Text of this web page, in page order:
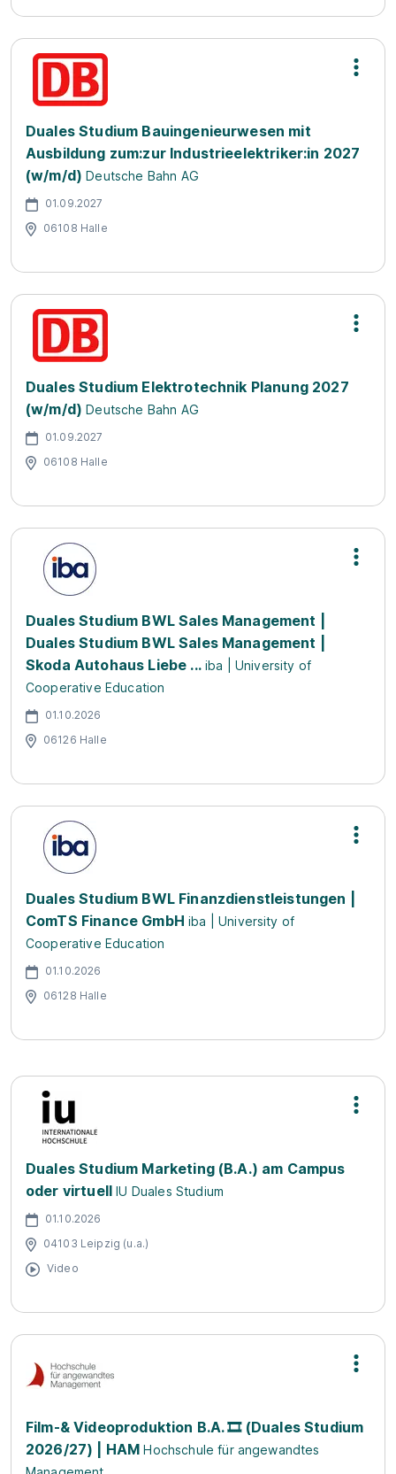
Duales Studium Bauingenieurwesen mit
Ausbildung zum:zur Industrieelektriker:in 2027
(w/m/d) Deutsche Bahn AG
01.09.2027
06108 Halle
Duales Studium Elektrotechnik Planung 2027
(w/m/d) Deutsche Bahn AG
01.09.2027
06108 Halle
Duales Studium BWL Sales Management |
Duales Studium BWL Sales Management |
Skoda Autohaus Liebe ... iba | University of
Cooperative Education
01.10.2026
06126 Halle
Duales Studium BWL Finanzdienstleistungen |
ComTS Finance GmbH iba | University of
Cooperative Education
01.10.2026
06128 Halle
Duales Studium Marketing (B.A.) am Campus
oder virtuell IU Duales Studium
01.10.2026
04103 Leipzig (u.a.)
Video
Film-& Videoproduktion B.A. 🎞️ (Duales Studium
2026/27) | HAM Hochschule für angewandtes